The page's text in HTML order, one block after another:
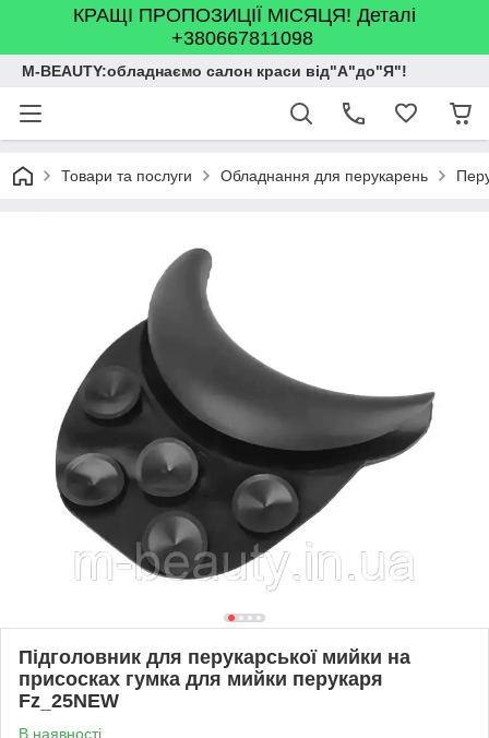
КРАЩІ ПРОПОЗИЦІЇ МІСЯЦЯ! Деталі
+380667811098
M-BEAUTY:обладнаємо салон краси від"А"до"Я"!
Товари та послуги Обладнання для перукарень
Підголовник для перукарської мийки на
присосках гумка для мийки перукаря
Fz_25NEW
В наявності